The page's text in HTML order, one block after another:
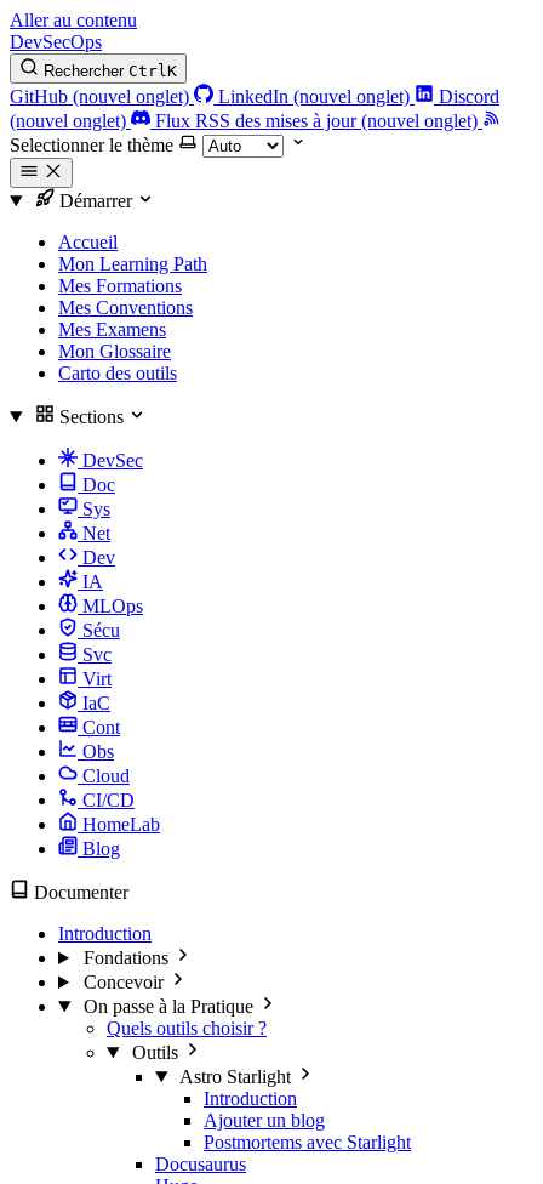
Aller au contenu
DevSecOps
Rechercher CtrlK
GitHub (nouvel onglet) LinkedIn (nouvel onglet)
Discord
(nouvel onglet)
Flux RSS des mises à jour (nouvel onglet)
Selectionner le thème
Démarrer
Accueil
Mon Learning Path
Mes Formations
Mes Conventions
Mes Examens
Mon Glossaire
Carto des outils
Sections
DevSec
Doc
Sys
Net
Dev
IA
MLOps
Sécu
Svc
Virt
IaC
Cont
Obs
Cloud
CI/CD
HomeLab
Blog
Documenter
Introduction
Fondations
Concevoir
On passe à la Pratique
Quels outils choisir ?
Outils
Astro Starlight
Introduction
Ajouter un blog
Postmortems avec Starlight
Docusaurus